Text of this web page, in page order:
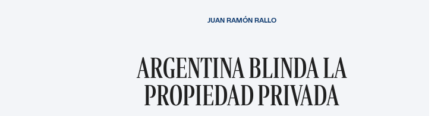
ARGENTINA BLINDA LA
PROPIEDAD PRIVADA
JUAN RAMÓN RALLO